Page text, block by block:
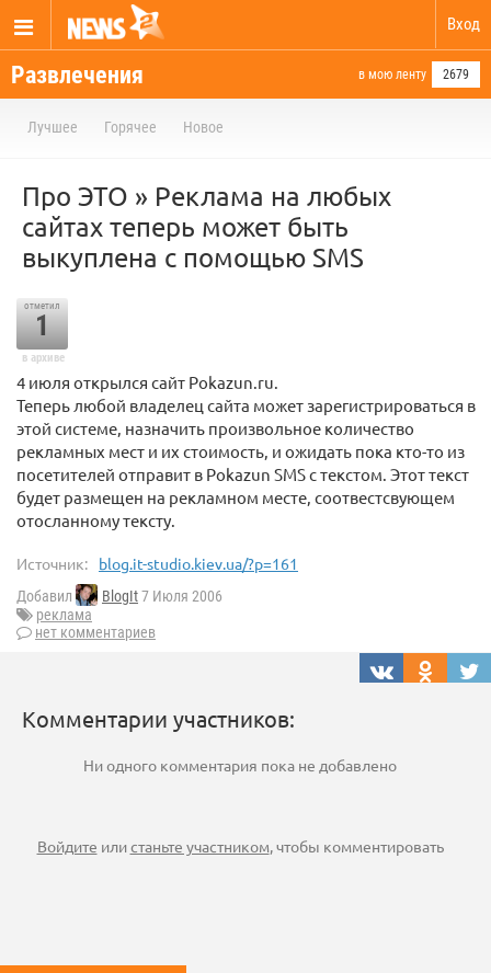
Вход
Развлечения в мою ленту 2679
Лучшее Горячее Новое
Про ЭТО » Реклама на любых
сайтах теперь может быть
выкуплена с помощью SMS
отметил
1
в архиве
4 июля открылся сайт Pokazun.ru.
Теперь любой владелец сайта может зарегистрироваться в
этой системе, назначить произвольное количество
рекламных мест и их стоимость, и ожидать пока кто-то из
посетителей отправит в Pokazun SMS с текстом. Этот текст
будет размещен на рекламном месте, соотвестсвующем
отосланному тексту.
Источник: blog.it-studio.kiev.ua/?p=161
Добавил BlogIt7 Июля 2006
реклама
нет комментариев
Комментарии участников:
Ни одного комментария пока не добавлено
Войдите илистаньте участником, чтобы комментировать